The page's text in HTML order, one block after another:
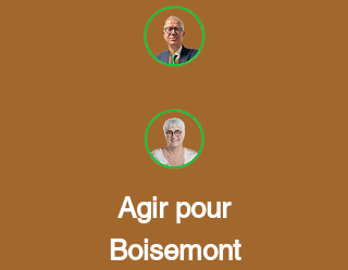
Agir pour
Boisemont
Documents
municipaux - finance